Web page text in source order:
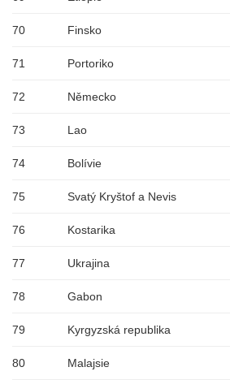
70 Finsko
71 Portoriko
72 Německo
73 Lao
74 Bolívie
75 Svatý Kryštof a Nevis
76 Kostarika
77 Ukrajina
78 Gabon
79 Kyrgyzská republika
80 Malajsie